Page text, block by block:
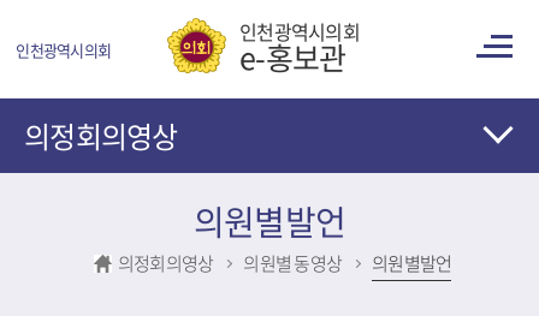
인천광역시의회
인천광역시의회
e-홍보관
의정회의영상
의원별발언
의정회의영상 의원별 동영상 의원별발언